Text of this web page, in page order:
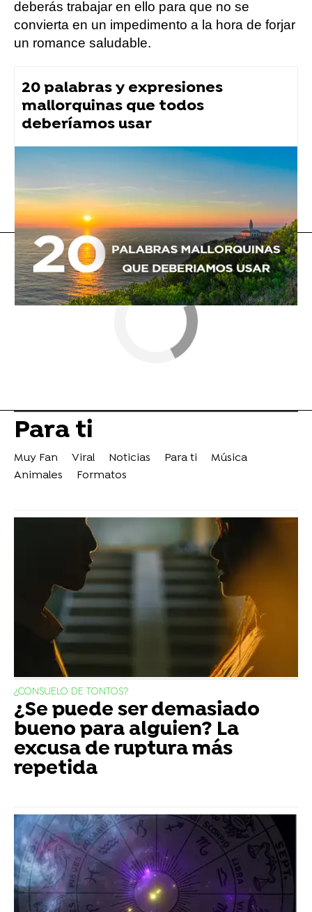
deberás trabajar en ello para que no se
convierta en un impedimento a la hora de forjar
un romance saludable.
20 palabras y expresiones
mallorquinas que todos
deberíamos usar
consejos
Flooxer Now » Para ti
Para ti
Muy Fan Viral Noticias Para ti
Música
Animales
Formatos
¿CONSUELO DE TONTOS?
¿Se puede ser demasiado
bueno para alguien? La
excusa de ruptura más
repetida